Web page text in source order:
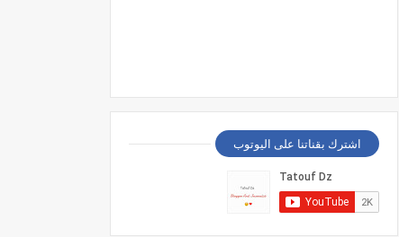
اشترك بقناتنا على اليوتوب